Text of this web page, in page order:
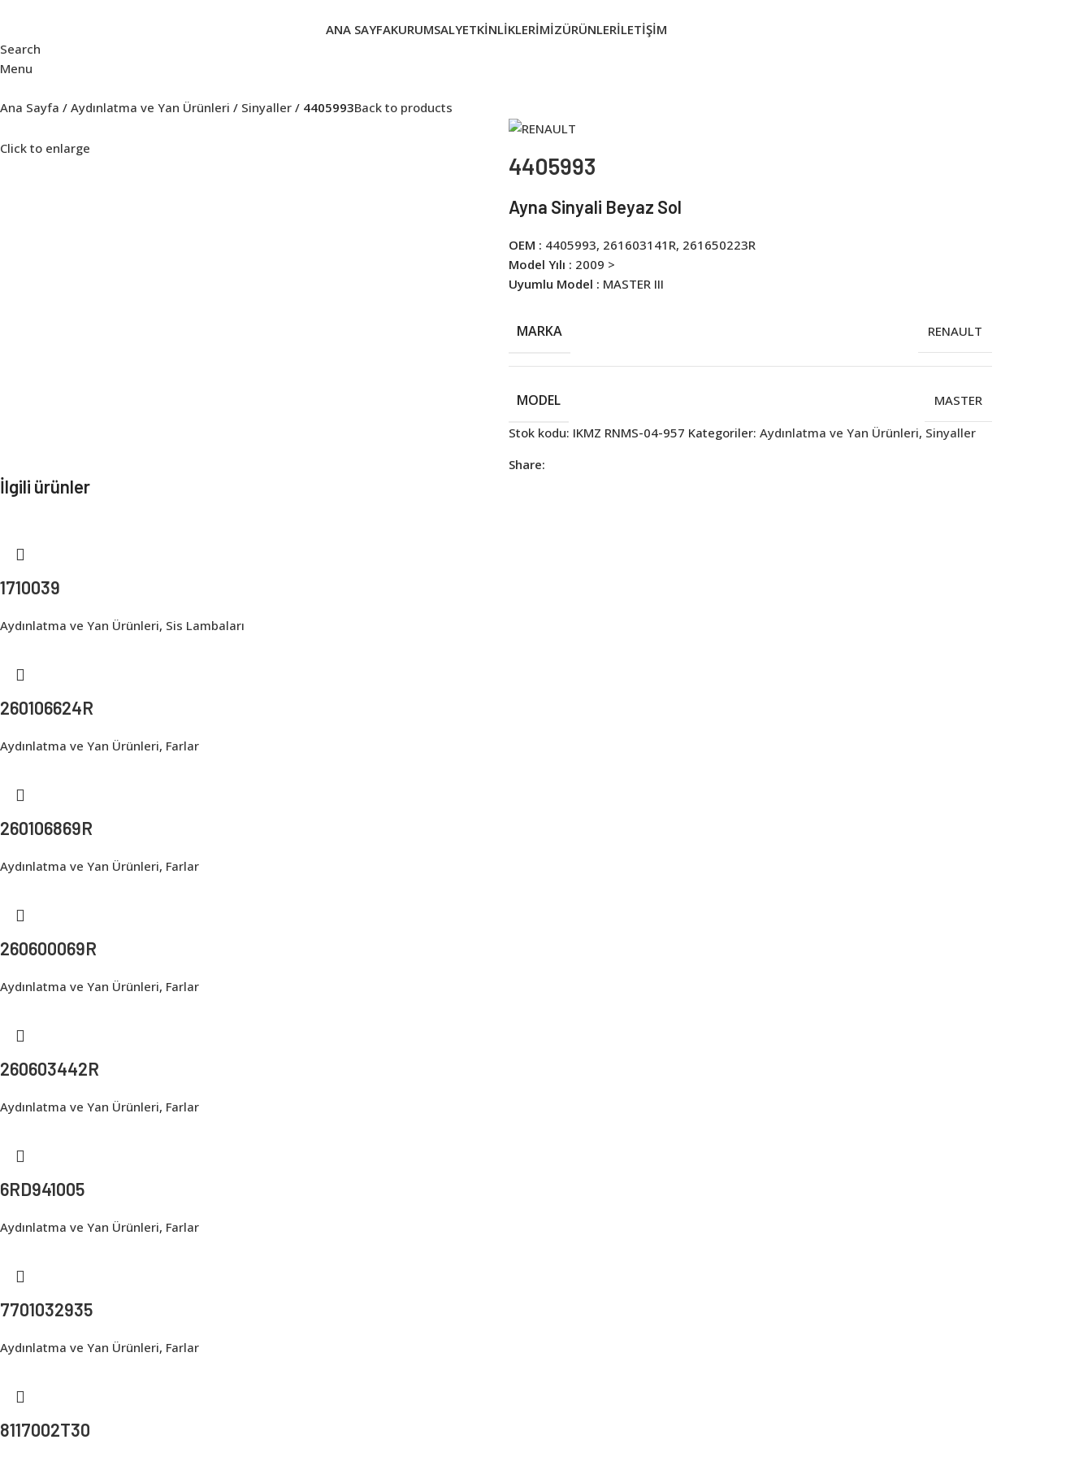
ANA SAYFAKURUMSALYETKINLIKLERIMIZÜRÜNLERİLETIŞIM
Search
Menu
Ana Sayfa Aydınlatma ve Yan Ürünleri Sinyaller 4405993Back to products
Click to enlarge
4405993
Ayna Sinyali Beyaz Sol
OEM : 4405993, 261603141R, 261650223R
Model Yılı : 2009 >
Uyumlu Model : MASTER III
MARKA RENAULT
MODEL
MASTER
Stok kodu: IKMZ RNMS-04-957 Kategoriler: Aydınlatma ve Yan Ürünleri, Sinyaller
Share:
İlgili ürünler
1710039
Aydınlatma ve Yan Ürünleri, Sis Lambaları
260106624R
Aydınlatma ve Yan Ürünleri, Farlar
260106869R
Aydınlatma ve Yan Ürünleri, Farlar
260600069R
Aydınlatma ve Yan Ürünleri, Farlar
260603442R
Aydınlatma ve Yan Ürünleri, Farlar
6RD941005
Aydınlatma ve Yan Ürünleri, Farlar
7701032935
Aydınlatma ve Yan Ürünleri, Farlar
8117002T30